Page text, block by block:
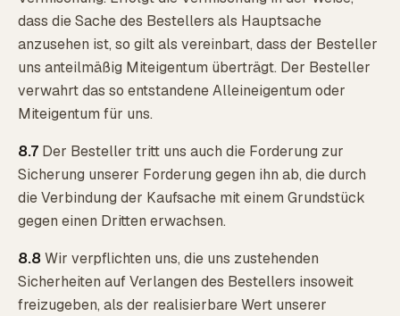
dass die Sache des Bestellers als Hauptsache
anzusehen ist, so gilt als vereinbart, dass der Besteller
uns anteilmäßig Miteigentum überträgt. Der Besteller
verwahrt das so entstandene Alleineigentum oder
Miteigentum für uns.
8.7 Der Besteller tritt uns auch die Forderung zur
Sicherung unserer Forderung gegen ihn ab, die durch
die Verbindung der Kaufsache mit einem Grundstück
gegen einen Dritten erwachsen.
8.8 Wir verpflichten uns, die uns zustehenden
Sicherheiten auf Verlangen des Bestellers insoweit
freizugeben, als der realisierbare Wert unserer